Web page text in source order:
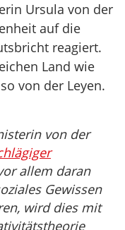
Ursula von der
auf die
reagiert.
Land wie
von der Leyen.
von der
allem daran
Gewissen
wird dies mit